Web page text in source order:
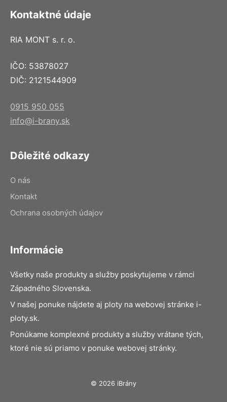
Kontaktné údaje
RIA MONT s. r. o.
IČO: 53878027
DIČ: 2121544909
0915 950 055
info@i-brany.sk
Dôležité odkazy
O nás
Kontakt
Ochrana osobných údajov
Informácie
Všetky naše produkty a služby poskytujeme v rámci
Západného Slovenska.
V našej ponuke nájdete aj ploty na webovej stránke i-
ploty.sk.
Ponúkame komplexné produkty a služby vrátane tých,
ktoré nie sú priamo v ponuke webovej stránky.
© 2026 iBrány